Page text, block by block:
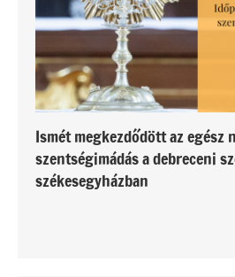
Ismét megkezdődött az egész
szentségimádás a debreceni
székesegyházban